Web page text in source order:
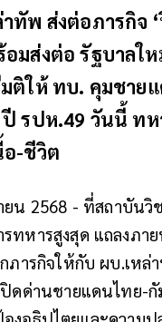
าทัพ ส่งต่อภารกิจ
มส่งต่อ รัฐบาลใ
ติให้ ทบ. คุมชาย
รปห.49 วันนี้ ทห
อ-ชีวิต
ยน 2568 - ที่สถาบัน
ทหารสูงสุด แถลงภา
ภารกิจให้กับ ผบ.เห
ปิดด่านชายแดนไทย-